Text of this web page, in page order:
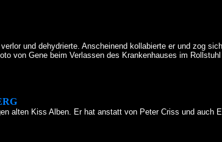
und dehydrierte. Anscheinend kollabierte er und zog
von Gene beim Verlassen des Krankenhauses im
alten Kiss Alben. Er hat anstatt von Peter Criss und